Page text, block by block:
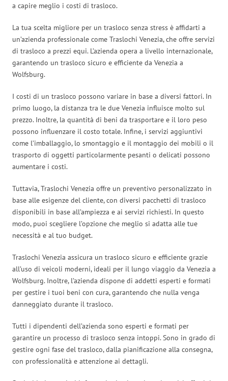
a capire meglio i costi di trasloco.
La tua scelta migliore per un trasloco senza stress è affidarti a
un’azienda professionale come Traslochi Venezia, che offre servizi
di trasloco a prezzi equi. L’azienda opera a livello internazionale,
garantendo un trasloco sicuro e efficiente da Venezia a
Wolfsburg.
I costi di un trasloco possono variare in base a diversi fattori. In
primo luogo, la distanza tra le due Venezia influisce molto sul
prezzo. Inoltre, la quantità di beni da trasportare e il loro peso
possono influenzare il costo totale. Infine, i servizi aggiuntivi
come l’imballaggio, lo smontaggio e il montaggio dei mobili o il
trasporto di oggetti particolarmente pesanti o delicati possono
aumentare i costi.
Tuttavia, Traslochi Venezia offre un preventivo personalizzato in
base alle esigenze del cliente, con diversi pacchetti di trasloco
disponibili in base all’ampiezza e ai servizi richiesti. In questo
modo, puoi scegliere l’opzione che meglio si adatta alle tue
necessità e al tuo budget.
Traslochi Venezia assicura un trasloco sicuro e efficiente grazie
all’uso di veicoli moderni, ideali per il lungo viaggio da Venezia a
Wolfsburg. Inoltre, l’azienda dispone di addetti esperti e formati
per gestire i tuoi beni con cura, garantendo che nulla venga
danneggiato durante il trasloco.
Tutti i dipendenti dell’azienda sono esperti e formati per
garantire un processo di trasloco senza intoppi. Sono in grado di
gestire ogni fase del trasloco, dalla pianificazione alla consegna,
con professionalità e attenzione ai dettagli.